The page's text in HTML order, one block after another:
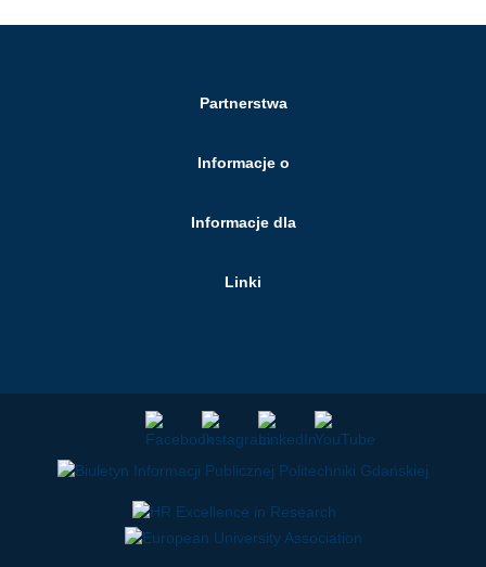
Partnerstwa
Informacje o
Informacje dla
Linki